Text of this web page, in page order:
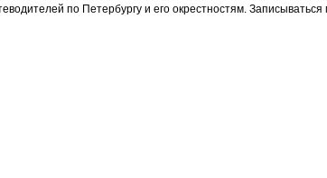
по Петербургу и его окрестностям.